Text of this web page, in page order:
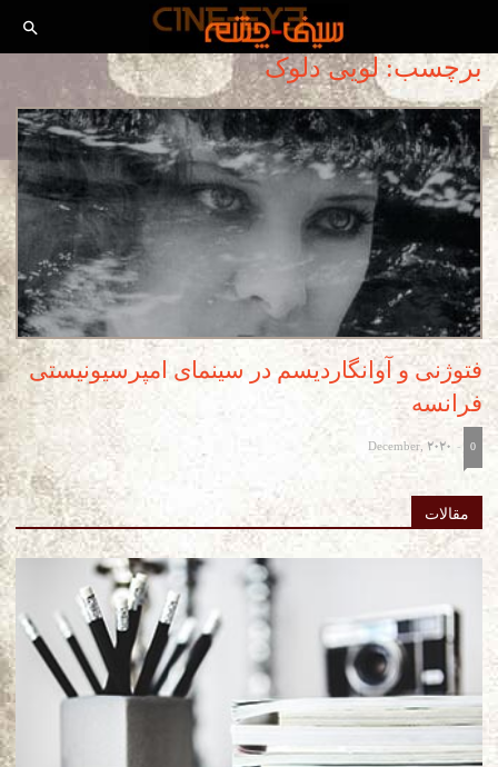
برچسب: لویی دلوک
فتوژنی و آوانگاردیسم در سینمای امپرسیونیستی
فرانسه
-
December, 2020 0
مقالات